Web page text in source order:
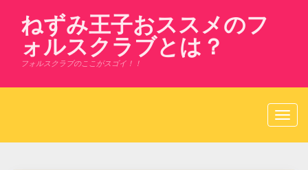
contentねずみ王子おススメのフ
ォルスクラブとは？
フォルスクラブのここがスゴイ！！